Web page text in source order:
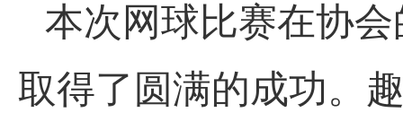
本次网球比赛在协
取得了圆满的成功。